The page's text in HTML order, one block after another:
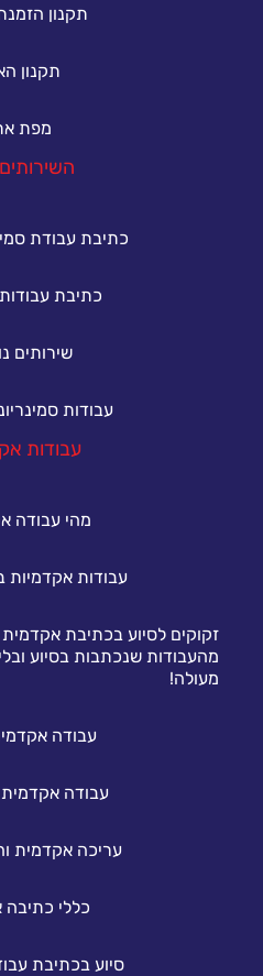
תקנון
תקנון
מפת
כתיבת עבודת
כתיבת
שירותים
עבודות
עבודות
מהי עבודה
עבודות אקדמיות
מהעבודות שנכתבות בסיוע
מעולה!
עבודה
עבודה
עריכה אקדמית
כללי
סיוע בכתיבת